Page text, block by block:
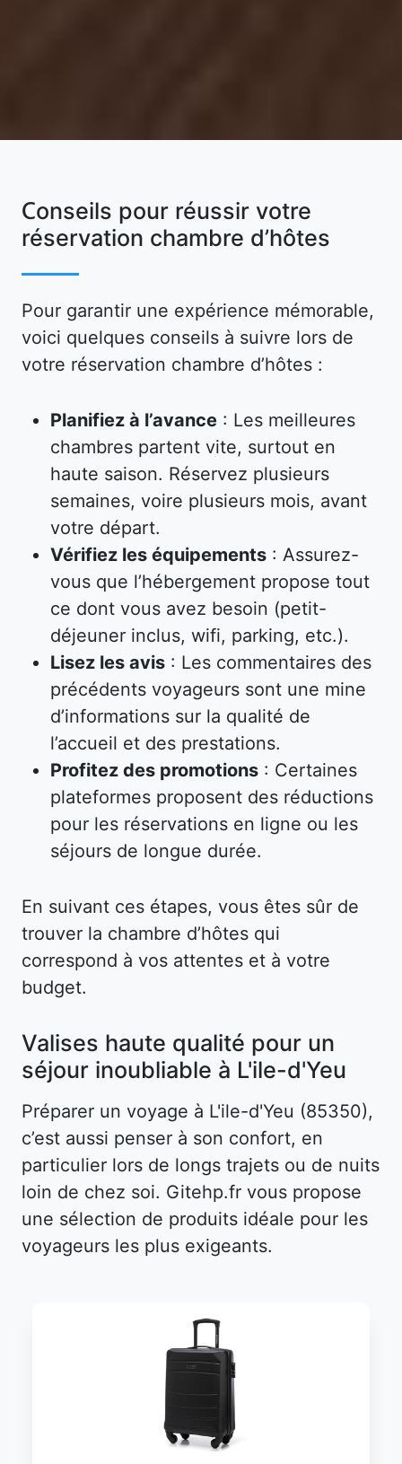
Conseils pour réussir votre
réservation chambre d’hôtes
Pour garantir une expérience mémorable,
voici quelques conseils à suivre lors de
votre réservation chambre d’hôtes :
Planifiez à l’avance : Les meilleures
chambres partent vite, surtout en
haute saison. Réservez plusieurs
semaines, voire plusieurs mois, avant
votre départ.
Vérifiez les équipements : Assurez-
vous que l’hébergement propose tout
ce dont vous avez besoin (petit-
déjeuner inclus, wifi, parking, etc.).
Lisez les avis : Les commentaires des
précédents voyageurs sont une mine
d’informations sur la qualité de
l’accueil et des prestations.
Profitez des promotions : Certaines
plateformes proposent des réductions
pour les réservations en ligne ou les
séjours de longue durée.
En suivant ces étapes, vous êtes sûr de
trouver la chambre d’hôtes qui
correspond à vos attentes et à votre
budget.
Valises haute qualité pour un
séjour inoubliable à L'ile-d'Yeu
Préparer un voyage à L'ile-d'Yeu (85350),
c’est aussi penser à son confort, en
particulier lors de longs trajets ou de nuits
loin de chez soi. Gitehp.fr vous propose
une sélection de produits idéale pour les
voyageurs les plus exigeants.